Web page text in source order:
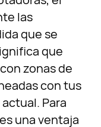
las
que se
que
zonas de
con tus
Para
una ventaja